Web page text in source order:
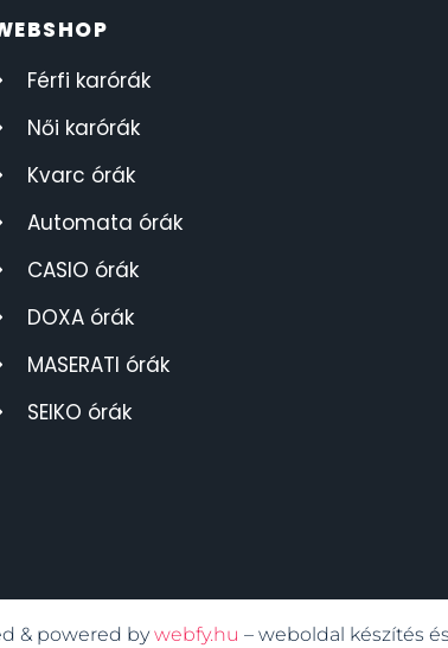
Férfi karórák
Női karórák
Kvarc órák
Automata órák
CASIO órák
DOXA órák
MASERATI órák
SEIKO órák
& powered by webfy.hu – weboldal készítés